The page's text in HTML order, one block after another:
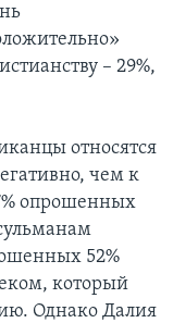
– 29%,
относятся
чем к
опрошенных
52%
который
Однако Далия